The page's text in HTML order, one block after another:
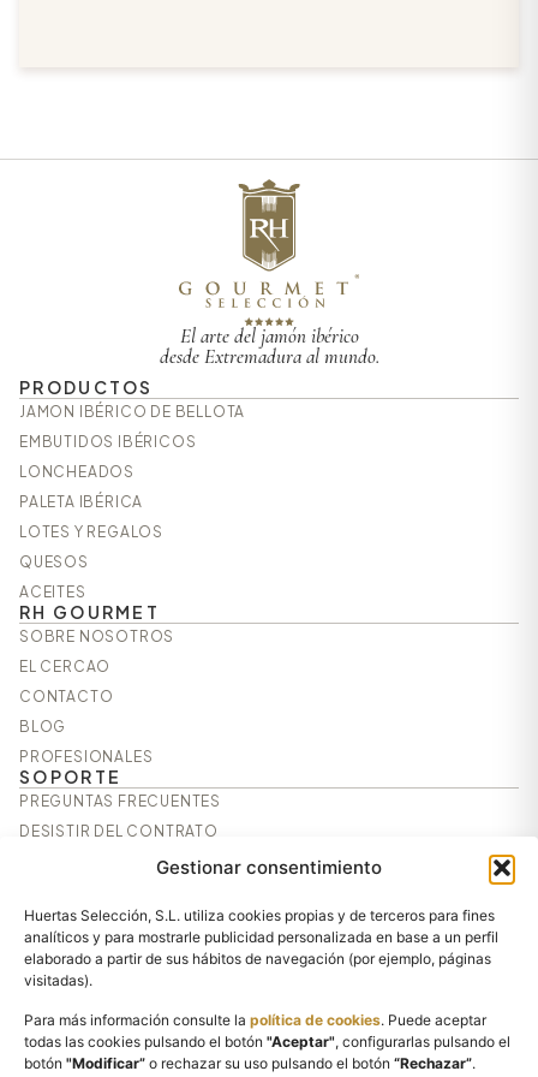
Gestionar consentimiento
Huertas Selección, S.L. utiliza cookies propias y de terceros para fines
analíticos y para mostrarle publicidad personalizada en base a un perfil
elaborado a partir de sus hábitos de navegación (por ejemplo, páginas
visitadas).
Para más información consulte la política de cookies. Puede aceptar
todas las cookies pulsando el botón "Aceptar", configurarlas pulsando el
botón "Modificar” o rechazar su uso pulsando el botón “Rechazar”.
El arte del jamón ibérico
desde Extremadura al mundo.
PRODUCTOS
JAMON IBÉRICO DE BELLOTA
EMBUTIDOS IBÉRICOS
LONCHEADOS
PALETA IBÉRICA
LOTES Y REGALOS
QUESOS
ACEITES
RH GOURMET
SOBRE NOSOTROS
EL CERCAO
CONTACTO
BLOG
PROFESIONALES
SOPORTE
PREGUNTAS FRECUENTES
DESISTIR DEL CONTRATO
POLÍTICA DE COOKIES
CONDICIONES GENERALES DE CONTRATACIÓN